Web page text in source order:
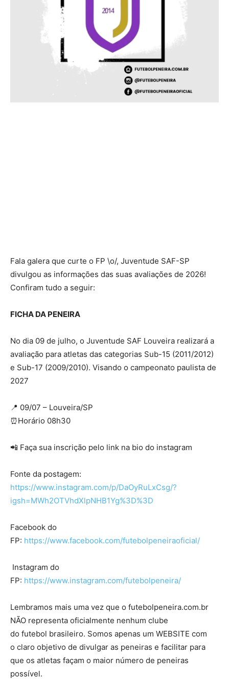
Fala galera que curte o FP \o/, Juventude SAF-SP
divulgou as informações das suas avaliações de 2026!
Confiram tudo a seguir:
FICHA DA PENEIRA
No dia 09 de julho, o Juventude SAF Louveira realizará a
avaliação para atletas das categorias Sub-15 (2011/2012)
e Sub-17 (2009/2010). Visando o campeonato paulista de
2027
📍 09/07 – Louveira/SP
⏰Horário 08h30
📲 Faça sua inscrição pelo link na bio do instagram
Fonte da postagem:
https://www.instagram.com/p/DaOyRuLxCsg/?
igsh=MWh2OTVhdXlpNHB1Yg%3D%3D
Facebook do
FP: https://www.facebook.com/futebolpeneiraoficial/
Instagram do
FP: https://www.instagram.com/futebolpeneira/
Lembramos mais uma vez que o futebolpeneira.com.br
NÃO representa oficialmente nenhum clube
do futebol brasileiro. Somos apenas um WEBSITE com
o claro objetivo de divulgar as peneiras e facilitar para
que os atletas façam o maior número de peneiras
possível.